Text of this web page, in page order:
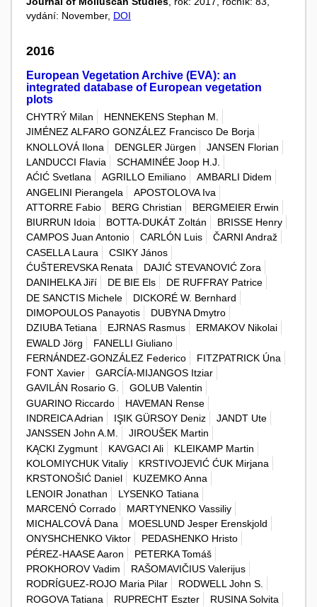
vydání: November, DOI
2016
European Vegetation Archive (EVA): an
integrated database of European vegetation
plots
CHYTRÝ Milan
HENNEKENS Stephan M.
JIMÉNEZ ALFARO GONZÁLEZ Francisco De Borja
KNOLLOVÁ Ilona
DENGLER Jürgen
JANSEN Florian
LANDUCCI Flavia
SCHAMINÉE Joop H.J.
AĆIĆ Svetlana
AGRILLO Emiliano
AMBARLI Didem
ANGELINI Pierangela
APOSTOLOVA Iva
ATTORRE Fabio
BERG Christian
BERGMEIER Erwin
BIURRUN Idoia
BOTTA-DUKÁT Zoltán
BRISSE Henry
CAMPOS Juan Antonio
CARLÓN Luis
ČARNI Andraž
CASELLA Laura
CSIKY János
ĆUŠTEREVSKA Renata
DAJIĆ STEVANOVIĆ Zora
DANIHELKA Jiří
DE BIE Els
DE RUFFRAY Patrice
DE SANCTIS Michele
DICKORÉ W. Bernhard
DIMOPOULOS Panayotis
DUBYNA Dmytro
DZIUBA Tetiana
EJRNAS Rasmus
ERMAKOV Nikolai
EWALD Jörg
FANELLI Giuliano
FERNÁNDEZ-GONZÁLEZ Federico
FITZPATRICK Úna
FONT Xavier
GARCÍA-MIJANGOS Itziar
GAVILÁN Rosario G.
GOLUB Valentin
GUARINO Riccardo
HAVEMAN Rense
INDREICA Adrian
IŞIK GÜRSOY Deniz
JANDT Ute
JANSSEN John A.M.
JIROUŠEK Martin
KĄCKI Zygmunt
KAVGACI Ali
KLEIKAMP Martin
KOLOMIYCHUK Vitaliy
KRSTIVOJEVIĆ ĆUK Mirjana
KRSTONOŠIĆ Daniel
KUZEMKO Anna
LENOIR Jonathan
LYSENKO Tatiana
MARCENÓ Corrado
MARTYNENKO Vassiliy
MICHALCOVÁ Dana
MOESLUND Jesper Erenskjold
ONYSHCHENKO Viktor
PEDASHENKO Hristo
PÉREZ-HAASE Aaron
PETERKA Tomáš
PROKHOROV Vadim
RAŠOMAVIČIUS Valerijus
RODRÍGUEZ-ROJO Maria Pilar
RODWELL John S.
ROGOVA Tatiana
RUPRECHT Eszter
RUSINA Solvita